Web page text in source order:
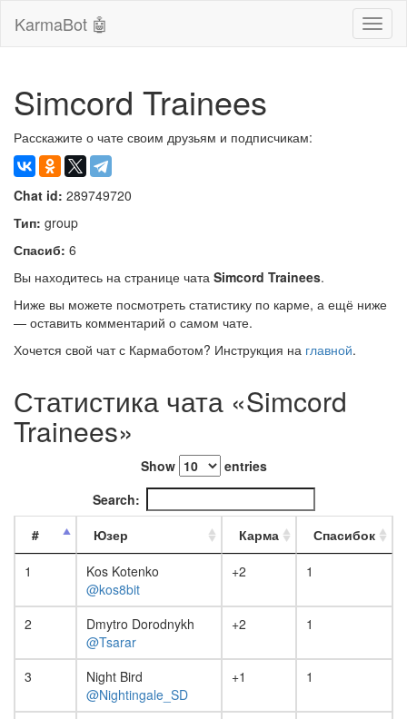
KarmaBot 🤖
Simcord Trainees
Расскажите о чате своим друзьям и подписчикам:
Chat id: 289749720
Тип: group
Спасиб: 6
Вы находитесь на странице чата Simcord Trainees.
Ниже вы можете посмотреть статистику по карме, а ещё ниже
— оставить комментарий о самом чате.
Хочется свой чат с Кармаботом? Инструкция на главной.
Статистика чата «Simcord
Trainees»
Show
entries
Search:
#
Юзер Карма
Спасибок
1
Kos Kotenko
@kos8bit
+2 1
2
Dmytro Dorodnykh
@Tsarar
+2 1
3
Night Bird
@Nightingale_SD
+1 1